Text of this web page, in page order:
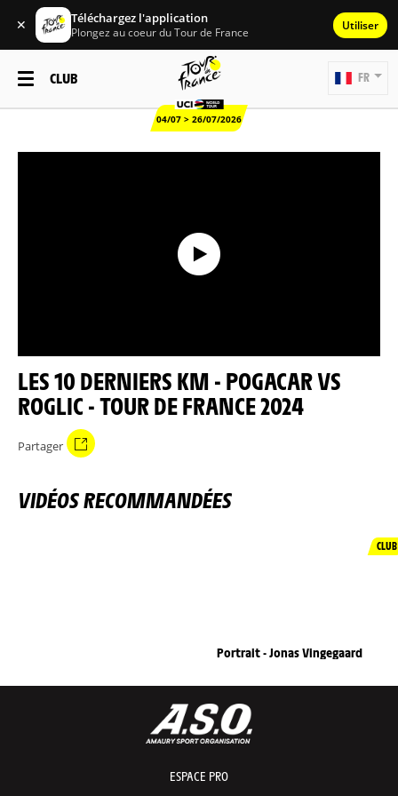
✕ Téléchargez l'application
Plongez au coeur du Tour de France Utiliser
CLUB
04/07 > 26/07/2026
FR
LES 10 DERNIERS KM - POGACAR VS
ROGLIC - TOUR DE FRANCE 2024
Partager
VIDÉOS RECOMMANDÉES
CLUB
Portrait - Jonas Vingegaard
ESPACE PRO